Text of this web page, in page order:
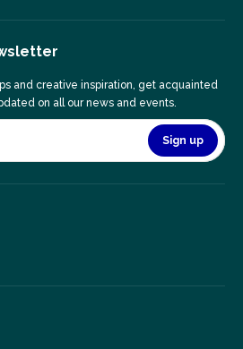
and creative inspiration, get acquainted
on all our news and events.
Sign up